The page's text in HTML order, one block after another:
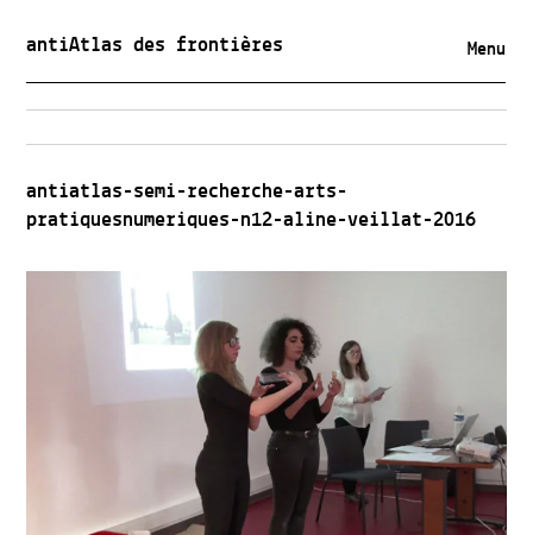
antiAtlas des frontières Menu
antiatlas-semi-recherche-arts-
pratiquesnumeriques-n12-aline-veillat-2016